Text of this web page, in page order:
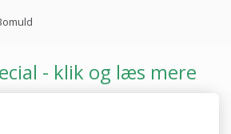
- klik og læs mere